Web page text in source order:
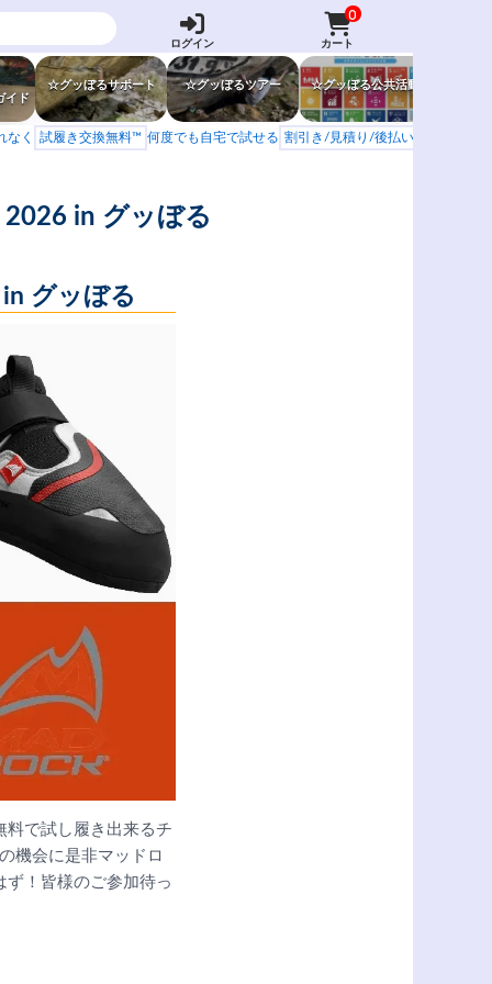
ログイン
0
カート
イド
☆グッぼるサポート ☆グッぼるツアー ☆グッぼる公共活動
なく 試履き交換無料™ 何度でも自宅で試せる 割引き/見積り/後払い
in グッぼる
グッぼる
料で試し履き出来るチ
機会に是非マッドロ
！皆様のご参加待っ